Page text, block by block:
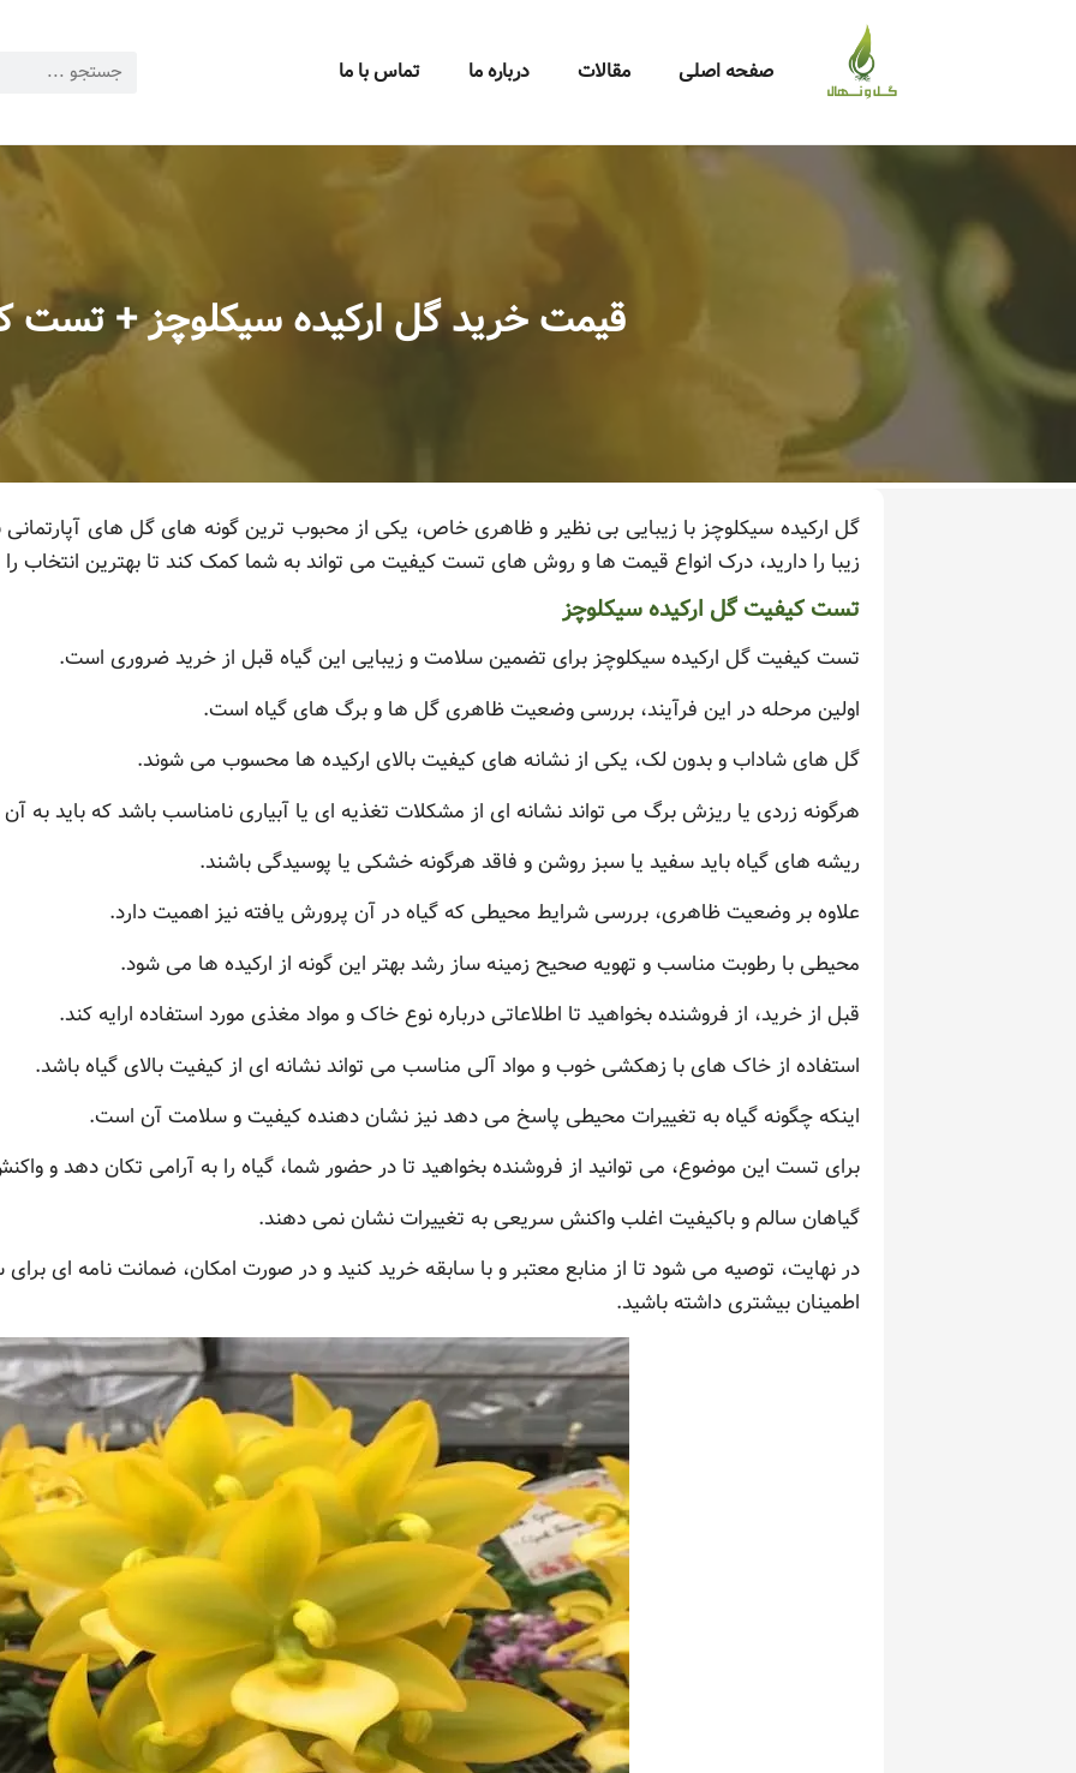
صفحه اصلی مقالات درباره ما تماس با ما
قیمت خرید گل ارکیده سیکلوچز + تست
گل ارکیده سیکلوچز با زیبایی بی نظیر و ظاهری خاص، یکی از محبوب ترین گونه های گل های
زیبا را دارید، درک انواع قیمت ها و روش های تست کیفیت می تواند به شما کمک کند تا بهترین انتخاب را
تست کیفیت گل ارکیده سیکلوچز
تست کیفیت گل ارکیده سیکلوچز برای تضمین سلامت و زیبایی این گیاه قبل از خرید ضروری است.
اولین مرحله در این فرآیند، بررسی وضعیت ظاهری گل ها و برگ های گیاه است.
گل های شاداب و بدون لک، یکی از نشانه های کیفیت بالای ارکیده ها محسوب می شوند.
هرگونه زردی یا ریزش برگ می تواند نشانه ای از مشکلات تغذیه ای یا آبیاری نامناسب باشد که باید به
ریشه های گیاه باید سفید یا سبز روشن و فاقد هرگونه خشکی یا پوسیدگی باشند.
علاوه بر وضعیت ظاهری، بررسی شرایط محیطی که گیاه در آن پرورش یافته نیز اهمیت دارد.
محیطی با رطوبت مناسب و تهویه صحیح زمینه ساز رشد بهتر این گونه از ارکیده ها می شود.
قبل از خرید، از فروشنده بخواهید تا اطلاعاتی درباره نوع خاک و مواد مغذی مورد استفاده ارایه کند.
استفاده از خاک های با زهکشی خوب و مواد آلی مناسب می تواند نشانه ای از کیفیت بالای گیاه باشد.
اینکه چگونه گیاه به تغییرات محیطی پاسخ می دهد نیز نشان دهنده کیفیت و سلامت آن است.
برای تست این موضوع، می توانید از فروشنده بخواهید تا در حضور شما، گیاه را به آرامی تکان دهد و
گیاهان سالم و باکیفیت اغلب واکنش سریعی به تغییرات نشان نمی دهند.
در نهایت، توصیه می شود تا از منابع معتبر و با سابقه خرید کنید و در صورت امکان، ضمانت نامه ای
اطمینان بیشتری داشته باشید.